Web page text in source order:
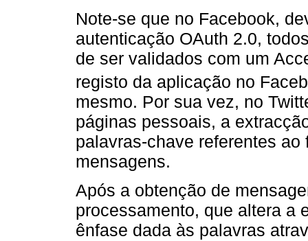
Note-se que no Facebook,
autenticação OAuth 2.0,
de ser validados com um
registo da aplicação no
mesmo. Por sua vez, no
páginas pessoais, a
palavras-chave referentes
mensagens.
Após a obtenção de
processamento, que altera a
ênfase dada às palavras